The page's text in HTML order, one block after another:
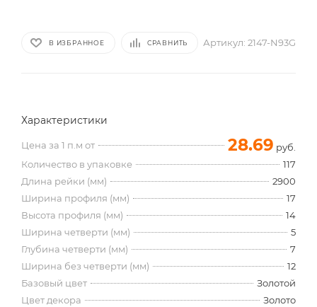
В ИЗБРАННОЕ СРАВНИТЬ Артикул: 2147-N93G
Характеристики
Цена за 1 п.м от 28.69 руб.
Количество в упаковке
117
Длина рейки (мм)
2900
Ширина профиля (мм)
17
Высота профиля (мм)
14
Ширина четверти (мм)
5
Глубина четверти (мм)
7
Ширина без четверти (мм)
12
Базовый цвет
Золотой
Цвет декора
Золото